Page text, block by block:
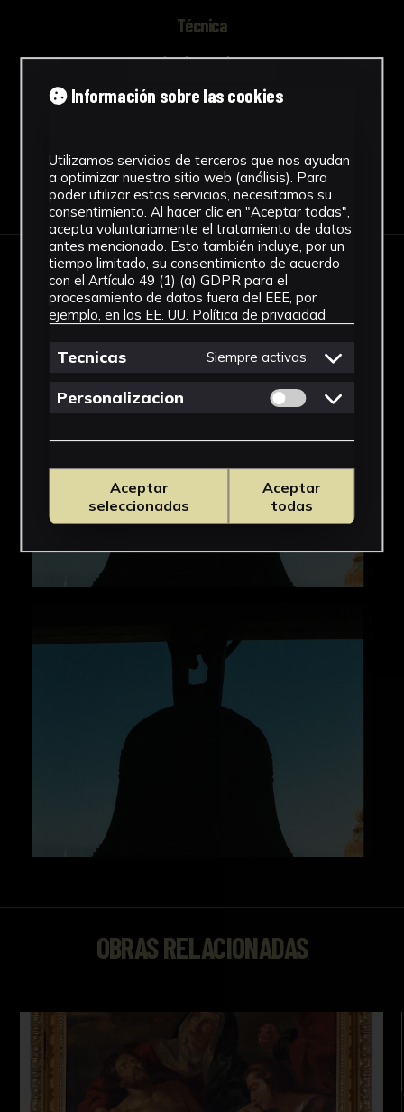
Técnica
Técnica mixta
Ver más
Descargar Ficha
IMÁGENES
OBRAS RELACIONADAS
Información sobre las cookies
Utilizamos servicios de terceros que nos ayudan
a optimizar nuestro sitio web (análisis). Para
poder utilizar estos servicios, necesitamos su
consentimiento. Al hacer clic en "Aceptar todas",
acepta voluntariamente el tratamiento de datos
antes mencionado. Esto también incluye, por un
tiempo limitado, su consentimiento de acuerdo
con el Artículo 49 (1) (a) GDPR para el
procesamiento de datos fuera del EEE, por
ejemplo, en los EE. UU. Política de privacidad
Tecnicas Siempre activas
Personalizacion Permitir cookies
Aceptar
seleccionadas
Aceptar
todas